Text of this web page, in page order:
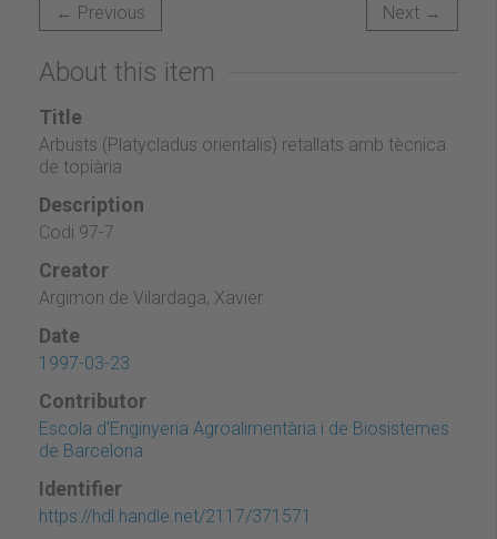
← Previous Next →
About this item
Title
Arbusts (Platycladus orientalis) retallats amb tècnica
de topiària
Description
Codi 97-7
Creator
Argimon de Vilardaga, Xavier
Date
1997-03-23
Contributor
Escola d'Enginyeria Agroalimentària i de Biosistemes
de Barcelona
Identifier
https://hdl.handle.net/2117/371571